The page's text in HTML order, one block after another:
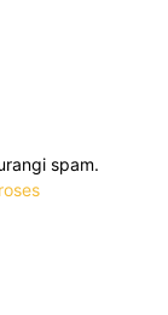
spam.